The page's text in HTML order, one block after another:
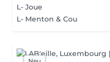
L- Joue
L- Menton & Cou